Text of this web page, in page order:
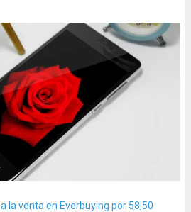
a la venta en Everbuying por 58,50